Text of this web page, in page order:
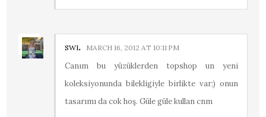
SWL MARCH 16, 2012 AT 10:11 PM
Canım bu yüzüklerden topshop un yeni
koleksiyonunda bilekligiyle birlikte var;) onun
tasarımı da cok hoş. Güle güle kullan cnm